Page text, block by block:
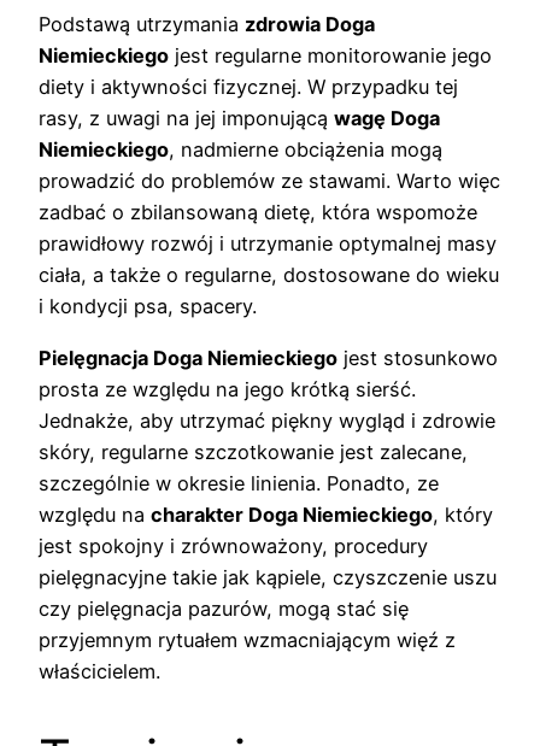
Podstawą utrzymania zdrowia Doga
Niemieckiego jest regularne monitorowanie jego
diety i aktywności fizycznej. W przypadku tej
rasy, z uwagi na jej imponującą wagę Doga
Niemieckiego, nadmierne obciążenia mogą
prowadzić do problemów ze stawami. Warto więc
zadbać o zbilansowaną dietę, która wspomoże
prawidłowy rozwój i utrzymanie optymalnej masy
ciała, a także o regularne, dostosowane do wieku
i kondycji psa, spacery.
Pielęgnacja Doga Niemieckiego jest stosunkowo
prosta ze względu na jego krótką sierść.
Jednakże, aby utrzymać piękny wygląd i zdrowie
skóry, regularne szczotkowanie jest zalecane,
szczególnie w okresie linienia. Ponadto, ze
względu na charakter Doga Niemieckiego, który
jest spokojny i zrównoważony, procedury
pielęgnacyjne takie jak kąpiele, czyszczenie uszu
czy pielęgnacja pazurów, mogą stać się
przyjemnym rytuałem wzmacniającym więź z
właścicielem.